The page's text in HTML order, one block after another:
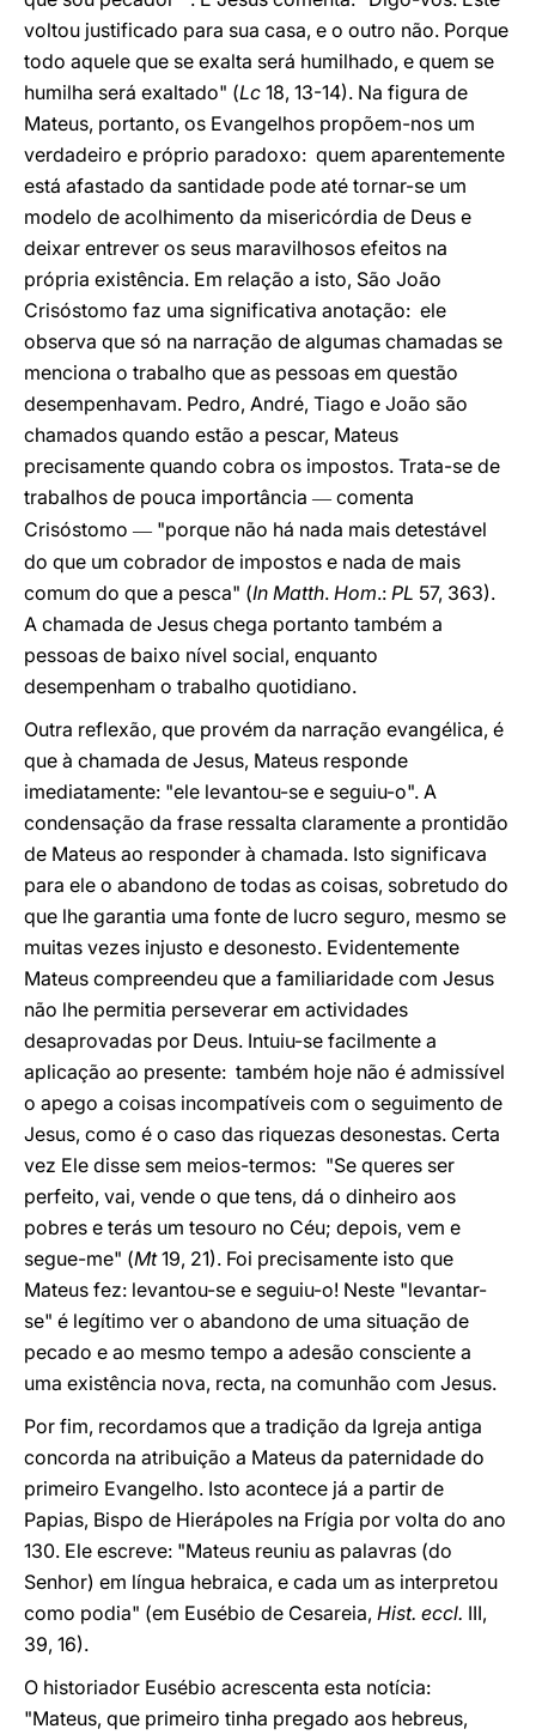
voltou justificado para sua casa, e o outro não. Porque
todo aquele que se exalta será humilhado, e quem se
humilha será exaltado" (Lc 18, 13-14). Na figura de
Mateus, portanto, os Evangelhos propõem-nos um
verdadeiro e próprio paradoxo: quem aparentemente
está afastado da santidade pode até tornar-se um
modelo de acolhimento da misericórdia de Deus e
deixar entrever os seus maravilhosos efeitos na
própria existência. Em relação a isto, São João
Crisóstomo faz uma significativa anotação: ele
observa que só na narração de algumas chamadas se
menciona o trabalho que as pessoas em questão
desempenhavam. Pedro, André, Tiago e João são
chamados quando estão a pescar, Mateus
precisamente quando cobra os impostos. Trata-se de
trabalhos de pouca importância — comenta
Crisóstomo — "porque não há nada mais detestável
do que um cobrador de impostos e nada de mais
comum do que a pesca" (In Matth. Hom.: PL 57, 363).
A chamada de Jesus chega portanto também a
pessoas de baixo nível social, enquanto
desempenham o trabalho quotidiano.
Outra reflexão, que provém da narração evangélica, é
que à chamada de Jesus, Mateus responde
imediatamente: "ele levantou-se e seguiu-o". A
condensação da frase ressalta claramente a prontidão
de Mateus ao responder à chamada. Isto significava
para ele o abandono de todas as coisas, sobretudo do
que lhe garantia uma fonte de lucro seguro, mesmo se
muitas vezes injusto e desonesto. Evidentemente
Mateus compreendeu que a familiaridade com Jesus
não lhe permitia perseverar em actividades
desaprovadas por Deus. Intuiu-se facilmente a
aplicação ao presente: também hoje não é admissível
o apego a coisas incompatíveis com o seguimento de
Jesus, como é o caso das riquezas desonestas. Certa
vez Ele disse sem meios-termos: "Se queres ser
perfeito, vai, vende o que tens, dá o dinheiro aos
pobres e terás um tesouro no Céu; depois, vem e
segue-me" (Mt19, 21). Foi precisamente isto que
Mateus fez: levantou-se e seguiu-o! Neste "levantar-
se" é legítimo ver o abandono de uma situação de
pecado e ao mesmo tempo a adesão consciente a
uma existência nova, recta, na comunhão com Jesus.
Por fim, recordamos que a tradição da Igreja antiga
concorda na atribuição a Mateus da paternidade do
primeiro Evangelho. Isto acontece já a partir de
Papias, Bispo de Hierápoles na Frígia por volta do ano
130. Ele escreve: "Mateus reuniu as palavras (do
Senhor) em língua hebraica, e cada um as interpretou
como podia" (em Eusébio de Cesareia, Hist. eccl. III,
39, 16).
O historiador Eusébio acrescenta esta notícia:
"Mateus, que primeiro tinha pregado aos hebreus,